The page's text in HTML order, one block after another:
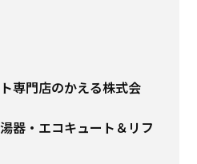
専門店のかえる株式会
器・エコキュート＆リフ